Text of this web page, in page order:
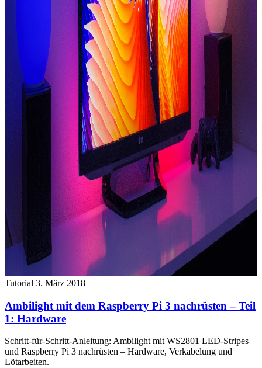
Tutorial 3. März 2018
Ambilight mit dem Raspberry Pi 3 nachrüsten – Teil
1: Hardware
Schritt-für-Schritt-Anleitung: Ambilight mit WS2801 LED-Stripes
und Raspberry Pi 3 nachrüsten – Hardware, Verkabelung und
Lötarbeiten.